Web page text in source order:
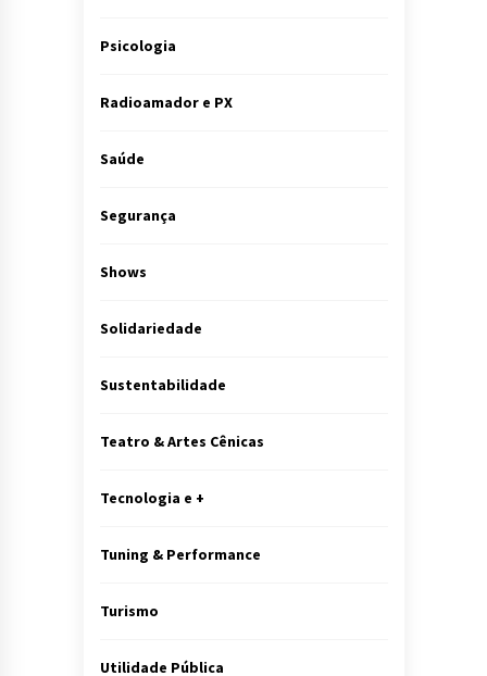
Psicologia
Radioamador e PX
Saúde
Segurança
Shows
Solidariedade
Sustentabilidade
Teatro & Artes Cênicas
Tecnologia e +
Tuning & Performance
Turismo
Utilidade Pública